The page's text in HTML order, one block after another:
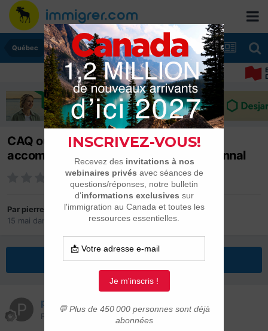
Québec
CAQ oui ou non pour les enfants
accompagnants un étudiant internationnal
Par pierrecarrel
15 mai dans
Répondre à ce sujet
pierrecarrel
Posté(e)